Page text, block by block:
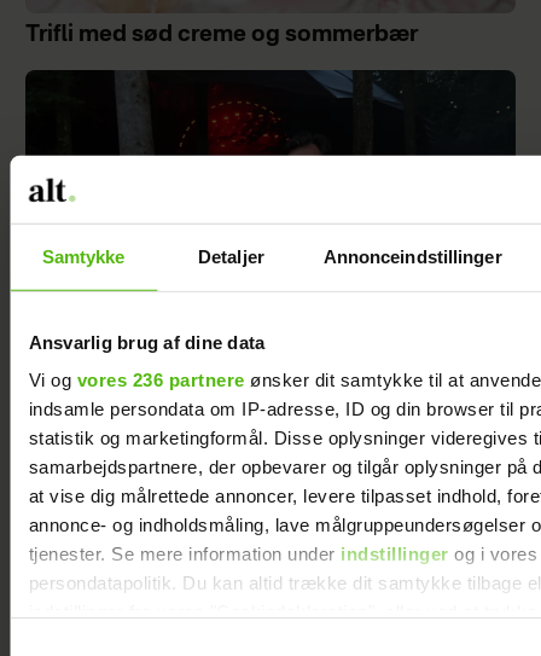
Samtykke Detaljer Annonceindstillinger
Ansvarlig brug af dine data
Vi og vores 236 partnere ønsker dit samtykke til at
indsamle persondata om IP-adresse, ID og din browser til
statistik og marketingformål. Disse oplysninger videregives
samarbejdspartnere, der opbevarer og tilgår oplysninger på
at vise dig målrettede annoncer, levere tilpasset indhold,
annonce- og indholdsmåling, lave målgruppeundersøgelser
tjenester. Se mere information under indstillinger og i vores
persondatapolitik. Du kan altid trække dit samtykke tilbage
Trifli med sød creme og sommerbær
Janni Ree afsted for første gang: Jeg er
nervøs!